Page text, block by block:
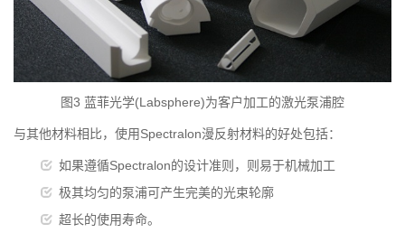
图3 蓝菲光学(Labsphere)为客户加工的激光泵浦腔
与其他材料相比，使用Spectralon漫反射材料的好处包括：
如果遵循Spectralon的设计准则，则易于机械加工
极其均匀的泵浦可产生完美的光束轮廓
超长的使用寿命。